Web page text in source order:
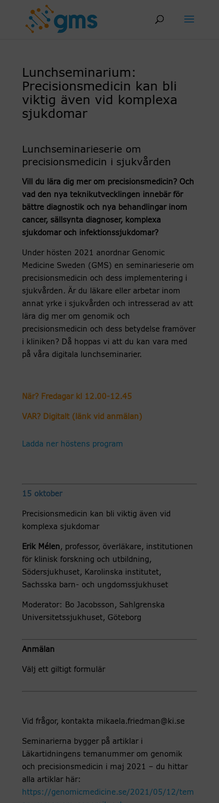
Lunchseminarium:
Precisionsmedicin kan bli
viktig även vid komplexa
sjukdomar
Lunchseminarieserie om
precisionsmedicin i sjukvården
Vill du lära dig mer om precisionsmedicin? Och
vad den nya teknikutvecklingen innebär för
bättre diagnostik och nya behandlingar inom
cancer, sällsynta diagnoser, komplexa
sjukdomar och infektionssjukdomar?
Under hösten 2021 anordnar Genomic
Medicine Sweden (GMS) en seminarieserie om
precisionsmedicin och dess implementering i
sjukvården. Är du läkare eller arbetar inom
annat yrke i sjukvården och intresserad av att
lära dig mer om genomik och
precisionsmedicin och dess betydelse framöver
i kliniken? Då hoppas vi att du kan vara med
på våra digitala lunchseminarier.
När? Fredagar kl 12.00-12.45
VAR? Digitalt (länk vid anmälan)
Ladda ner höstens program
15 oktober
Precisionsmedicin kan bli viktig även vid
komplexa sjukdomar
Erik Mélen , professor, överläkare, institutionen
för klinisk forskning och utbildning,
Södersjukhuset, Karolinska institutet,
Sachsska barn- och ungdomssjukhuset
Moderator: Bo Jacobsson, Sahlgrenska
Universitetssjukhuset, Göteborg
Anmälan
Välj ett giltigt formulär
Vid frågor, kontakta mikaela.friedman@ki.se
Seminarierna bygger på artiklar i
Läkartidningens temanummer om genomik
och precisionsmedicin i maj 2021 – du hittar
alla artiklar här:
https://genomicmedicine.se/2021/05/12/tem